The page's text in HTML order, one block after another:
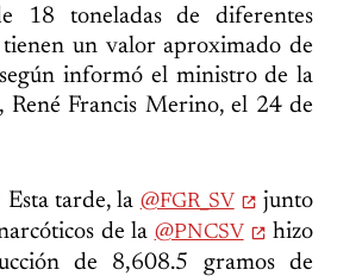
18 toneladas de diferentes
tienen un valor aproximado de
informó el ministro de la
René Francis Merino, el 24 de
| Esta tarde, la @FGR_SV
junto
de la @PNCSV
hizo
de 8,608.5 gramos de